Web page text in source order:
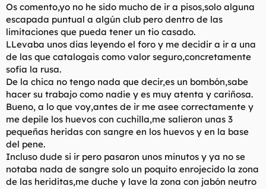
Os comento,yo no he sido mucho de ir a pisos,solo alguna
escapada puntual a algún club pero dentro de las
limitaciones que pueda tener un tio casado.
LLevaba unos dias leyendo el foro y me decidir a ir a una
de las que catalogais como valor seguro,concretamente
sofia la rusa.
De la chica no tengo nada que decir,es un bombón,sabe
hacer su trabajo como nadie y es muy atenta y cariñosa.
Bueno, a lo que voy,antes de ir me asee correctamente y
me depile los huevos con cuchilla,me salieron unas 3
pequeñas heridas con sangre en los huevos y en la base
del pene.
Incluso dude si ir pero pasaron unos minutos y ya no se
notaba nada de sangre solo un poquito enrojecido la zona
de las heriditas,me duche y lave la zona con jabón neutro